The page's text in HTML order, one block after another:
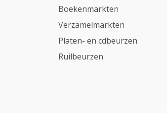
Boekenmarkten
Verzamelmarkten
Platen- en cdbeurzen
Ruilbeurzen